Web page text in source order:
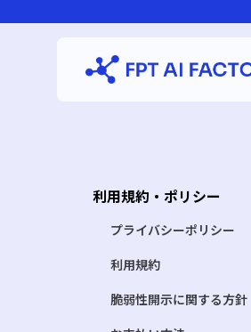
利用規約・ポリシー
プライバシーポリシー
利用規約
脆弱性開示に関する方針